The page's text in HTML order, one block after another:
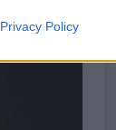
Privacy Policy